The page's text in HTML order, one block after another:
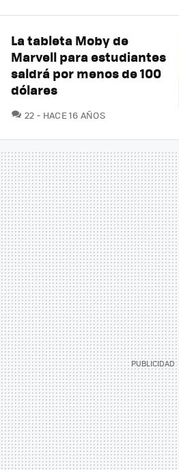
La tableta Moby de
Marvell para estudiantes
saldrá por menos de 100
dólares
22 COMENTARIOS
HACE 16 AÑOS